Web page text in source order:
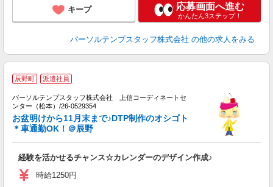
キープ 応募画面へ進む
かんたん3ステップ！
パーソルテンプスタッフ株式会社 の他の求人をみる
辰野町 派遣社員
パーソルテンプスタッフ株式会社 上信コーディネートセ
ンター（松本）/26-0529354
お盆明けから11月末まで♪DTP制作のオシゴト
＊車通勤OK！＠辰野
経験を活かせるチャンス☆カレンダーのデザイン作成♪
時給1250円